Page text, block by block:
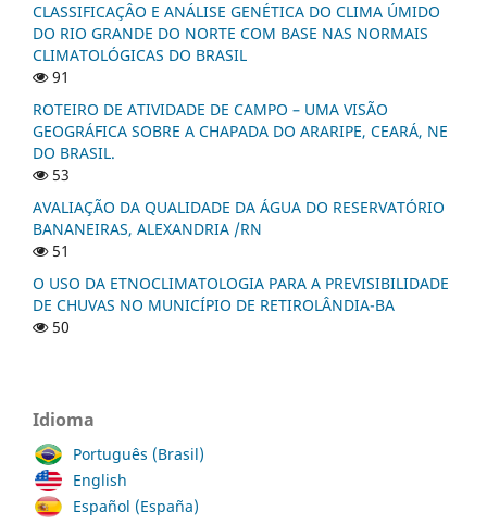
CLASSIFICAÇÂO E ANÁLISE GENÉTICA DO CLIMA ÚMIDO
DO RIO GRANDE DO NORTE COM BASE NAS NORMAIS
CLIMATOLÓGICAS DO BRASIL
91
ROTEIRO DE ATIVIDADE DE CAMPO – UMA VISÃO
GEOGRÁFICA SOBRE A CHAPADA DO ARARIPE, CEARÁ, NE
DO BRASIL.
53
AVALIAÇÃO DA QUALIDADE DA ÁGUA DO RESERVATÓRIO
BANANEIRAS, ALEXANDRIA /RN
51
O USO DA ETNOCLIMATOLOGIA PARA A PREVISIBILIDADE
DE CHUVAS NO MUNICÍPIO DE RETIROLÂNDIA-BA
50
Idioma
Português (Brasil)
English
Español (España)